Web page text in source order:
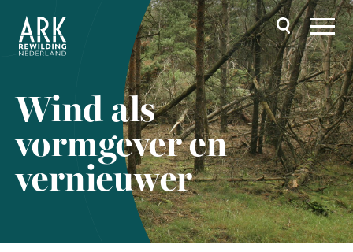
naar
Hoofdnavigatie
Wind als
vormgever en
vernieuwer